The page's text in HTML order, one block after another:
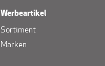
Werbeartikel
Sortiment
Marken